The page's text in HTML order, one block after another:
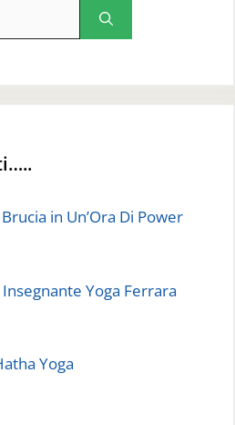
in Un’Ora Di Power
Yoga Ferrara
Yoga